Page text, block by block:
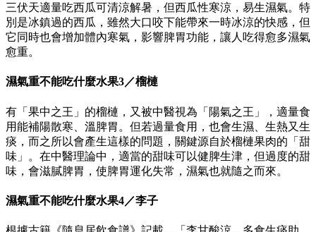
三伏天適量吃西瓜可清涼解暑，但西瓜性寒涼，易生濕氣。特
別是冰鎮過的西瓜，雖然大口咬下能帶來一時冰涼的快感，但
它同時也會增加體內寒氣，影響脾胃功能，讓人吃得愈多濕氣
愈重。
濕氣重不能吃什麼水果3／榴槤
有「果中之王」的榴槤，又被中醫視為「陽氣之王」，適量食
用能補陽散寒、溫脾胃。但若過量食用，也會生濕、生熱又生
痰，而之所以會產生這樣的問題，關鍵源自於榴槤果肉的「甜
味」。在中醫理論中，適當的甜味可以健脾生津，但過度的甜
味，會滋膩脾胃，使脾胃運化失常，濕氣也就隨之而來。
濕氣重不能吃什麼水果4／李子